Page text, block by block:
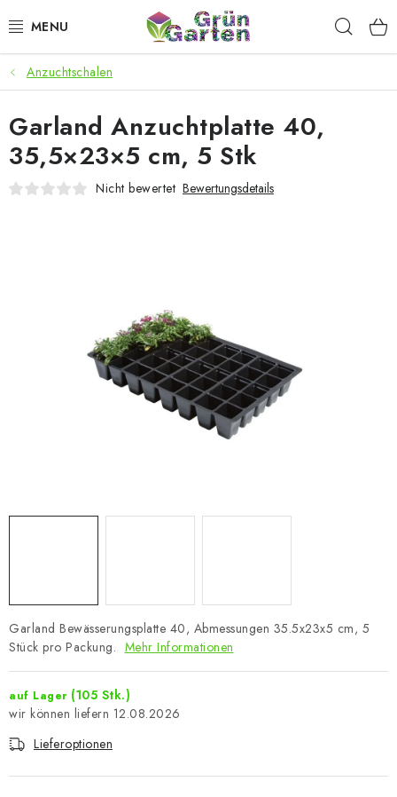
Inhalt
ANGEBOTE
LED PFLANZENLAMPEN
ANBAUBEDARF FÜR DEN HEIMANBAU
Geschäftsbewertung Kaufberatung AGB
Datenschutzerklärung Impressum
Anzuchtschalen
Garland Bewässerungsplatte 40, Abmessungen 35.5x23x5 cm, 5
Stück pro Packung. Mehr Informationen
auf Lager (105 Stk.)
12.08.2026
Lieferoptionen
Garland Anzuchtplatte 40,
35,5×23×5 cm, 5 Stk
Nicht bewertet Bewertungsdetails